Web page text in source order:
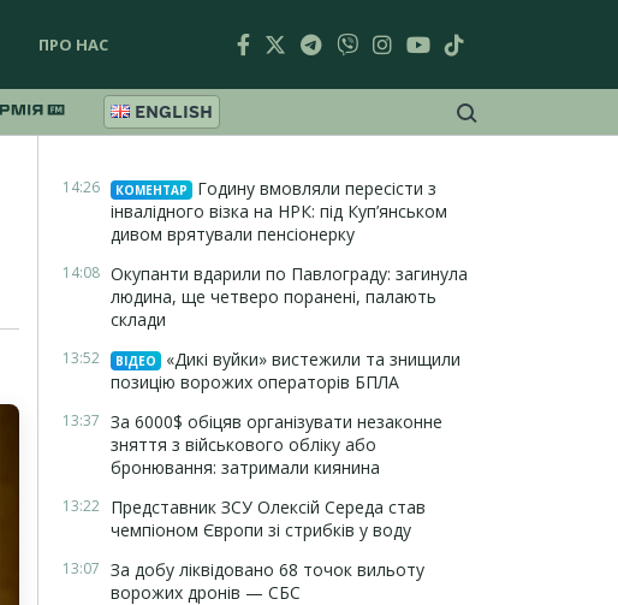
ПРО НАС
ENGLISH
14:26 КОМЕНТАР
Годину вмовляли пересісти з
інвалідного візка на НРК: під Куп’янськом
дивом врятували пенсіонерку
14:08 Окупанти вдарили по Павлограду: загинула
людина, ще четверо поранені, палають
склади
13:52 ВІДЕО
«Дикі вуйки» вистежили та знищили
позицію ворожих операторів БПЛА
13:37 За 6000$ обіцяв організувати незаконне
зняття з військового обліку або
бронювання: затримали киянина
13:22 Представник ЗСУ Олексій Середа став
чемпіоном Європи зі стрибків у воду
13:07 За добу ліквідовано 68 точок вильоту
ворожих дронів — СБС